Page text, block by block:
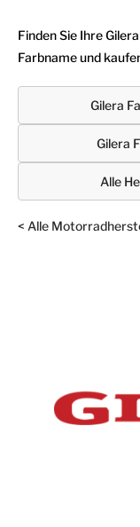
Finden Sie Ihre
Farbname und
Gilera
Gilera
Alle
< Alle